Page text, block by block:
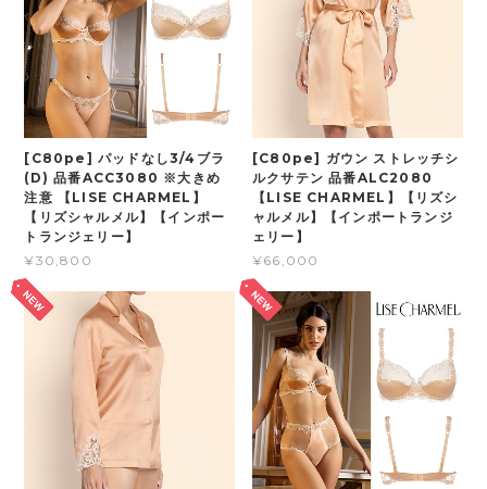
[C80pe] パッドなし3/4ブラ
(D) 品番ACC3080 ※大きめ
注意 【LISE CHARMEL】
【リズシャルメル】【インポー
トランジェリー】
¥30,800
[C80pe] ガウン ストレッチシ
ルクサテン 品番ALC2080
【LISE CHARMEL】【リズシ
ャルメル】【インポートランジ
ェリー】
¥66,000